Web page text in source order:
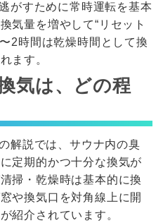
がすために常時運転を基本
気量を増やして“リセット
2時間は乾燥時間として換
ます。
気は、どの程
解説では、サウナ内の臭
定期的かつ十分な換気が
掃・乾燥時は基本的に換
や換気口を対角線上に開
紹介されています。